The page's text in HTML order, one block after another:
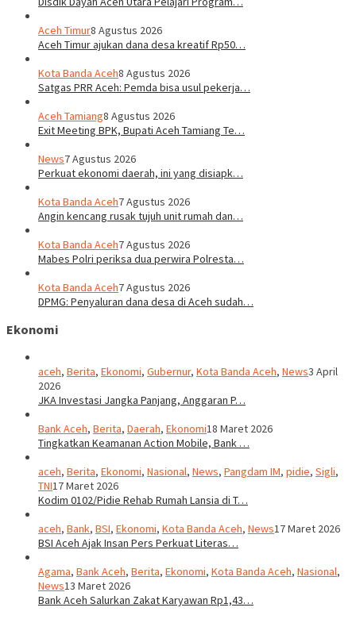
Aceh Timur8 Agustus 2026
Aceh Timur ajukan dana desa kreatif Rp50…
Kota Banda Aceh8 Agustus 2026
Satgas PRR Aceh: Pemda bisa usul pekerja…
Aceh Tamiang8 Agustus 2026
Exit Meeting BPK, Bupati Aceh Tamiang Te…
News7 Agustus 2026
Perkuat ekonomi daerah, ini yang disiapk…
Kota Banda Aceh7 Agustus 2026
Angin kencang rusak tujuh unit rumah dan…
Kota Banda Aceh7 Agustus 2026
Mabes Polri periksa dua perwira Polresta…
Kota Banda Aceh7 Agustus 2026
DPMG: Penyaluran dana desa di Aceh sudah…
Ekonomi
aceh, Berita, Ekonomi, Gubernur, Kota Banda Aceh, News3 April
2026
JKA Investasi Jangka Panjang, Anggaran P…
Bank Aceh, Berita, Daerah, Ekonomi18 Maret 2026
Tingkatkan Keamanan Action Mobile, Bank …
aceh, Berita, Ekonomi, Nasional, News, Pangdam IM, pidie, Sigli,
TNI17 Maret 2026
Kodim 0102/Pidie Rehab Rumah Lansia di T…
aceh, Bank, BSI, Ekonomi, Kota Banda Aceh, News17 Maret 2026
BSI Aceh Ajak Insan Pers Perkuat Literas…
Agama, Bank Aceh, Berita, Ekonomi, Kota Banda Aceh, Nasional,
News13 Maret 2026
Bank Aceh Salurkan Zakat Karyawan Rp1,43…